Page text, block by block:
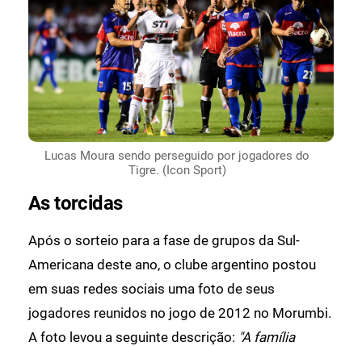
Lucas Moura sendo perseguido por jogadores do
Tigre. (Icon Sport)
As torcidas
Após o sorteio para a fase de grupos da Sul-
Americana deste ano, o clube argentino postou
em suas redes sociais uma foto de seus
jogadores reunidos no jogo de 2012 no Morumbi.
A foto levou a seguinte descrição: "A família